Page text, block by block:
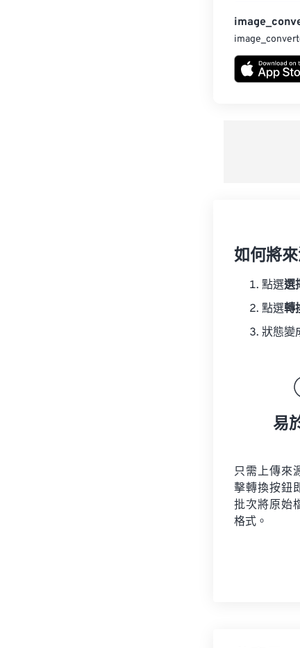
如何將
點選選
點選轉
狀態變
易
只需上傳來
擊轉換按鈕
批次將原始
格式。